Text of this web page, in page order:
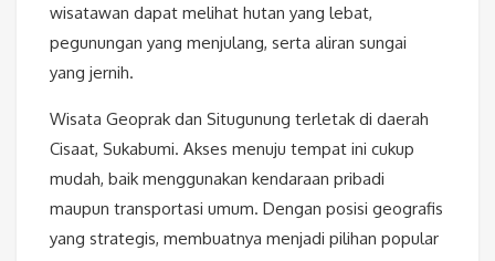
wisatawan dapat melihat hutan yang lebat,
pegunungan yang menjulang, serta aliran sungai
yang jernih.
Wisata Geoprak dan Situgunung terletak di daerah
Cisaat, Sukabumi. Akses menuju tempat ini cukup
mudah, baik menggunakan kendaraan pribadi
maupun transportasi umum. Dengan posisi geografis
yang strategis, membuatnya menjadi pilihan popular